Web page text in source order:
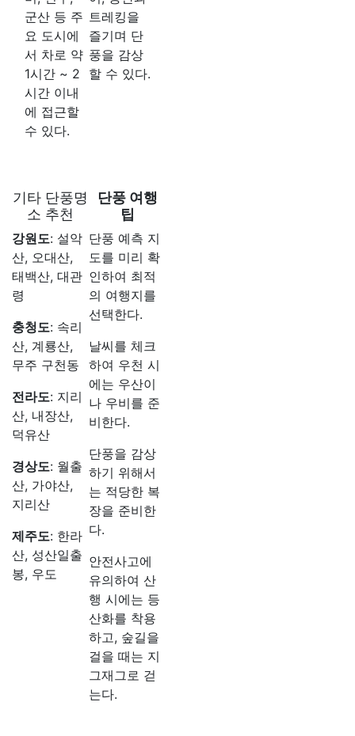
군산 등 주
요 도시에
서 차로 약
1시간 ~ 2
시간 이내
에 접근할
수 있다.
트레킹을
즐기며 단
풍을 감상
할 수 있다.
기타 단풍명
소 추천
강원도: 설악
산, 오대산,
태백산, 대관
령
충청도: 속리
산, 계룡산,
무주 구천동
전라도: 지리
산, 내장산,
덕유산
경상도: 월출
산, 가야산,
지리산
제주도: 한라
산, 성산일출
봉, 우도
단풍 여행
팁
단풍 예측 지
도를 미리 확
인하여 최적
의 여행지를
선택한다.
날씨를 체크
하여 우천 시
에는 우산이
나 우비를 준
비한다.
단풍을 감상
하기 위해서
는 적당한 복
장을 준비한
다.
안전사고에
유의하여 산
행 시에는 등
산화를 착용
하고, 숲길을
걸을 때는 지
그재그로 걷
는다.